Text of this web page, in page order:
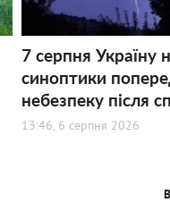
7 серпня Україну
синоптики
небезпеку після
13:46, 6 серпня 2026